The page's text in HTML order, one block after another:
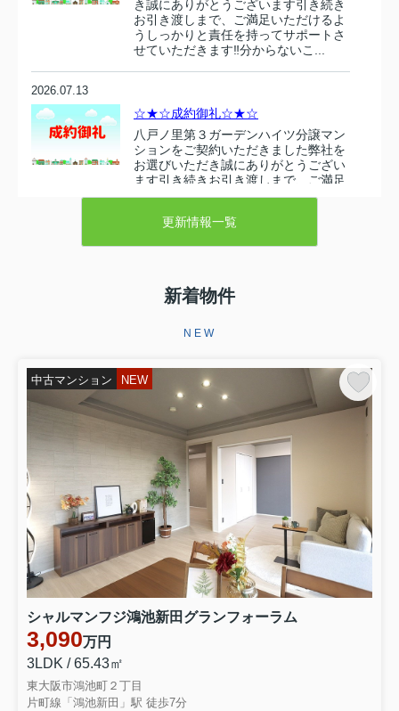
き誠にありがとうございます引き続き
お引き渡しまで、ご満足いただけるよ
うしっかりと責任を持ってサポートさ
せていただきます‼分からないこ...
2026.07.13
☆★☆成約御礼☆★☆
八戸ノ里第３ガーデンハイツ分譲マン
ションをご契約いただきました弊社を
お選びいただき誠にありがとうござい
ます引き続きお引き渡しまで、ご満足
いただけるようしっかりと責任を持っ
2026.07.10
東大阪市衣摺５丁目 売り土地をご契
ございます。お引き渡しまで、ご満足
任を持ってサポートさせていただ...
2026.06.29
☆★☆成約御礼☆★☆
東大阪市永和３丁目 中古テラスハウ
スをご契約いただきましたこの度はミ
ーツ不動産をいただき誠にありがとう
ございます。無事ご成約に至ることが
でき大変嬉しく思っております。リフ
ォームでお時間を頂き恐縮ではご...
2026.06.28
☆★☆成約御礼☆★☆
東大阪市大蓮南４丁目 中古一戸建を
足いただけるよう引きつづきしっ...
更新情報一覧
新着物件
NEW
中古マンション NEW
シャルマンフジ鴻池新田グランフォーラム
3,090万円
3LDK / 65.43㎡
東大阪市鴻池町２丁目
片町線「鴻池新田」駅 徒歩7分